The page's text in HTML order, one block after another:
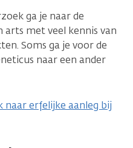
ga je naar de
arts met veel kennis van
Soms ga je voor de
naar een ander
naar erfelijke aanleg bij